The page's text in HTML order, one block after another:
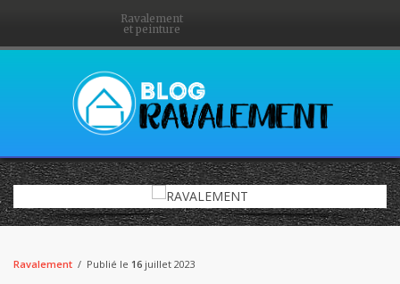
Ravalement
et peinture
Ravalement Publié le 16 juillet 2023